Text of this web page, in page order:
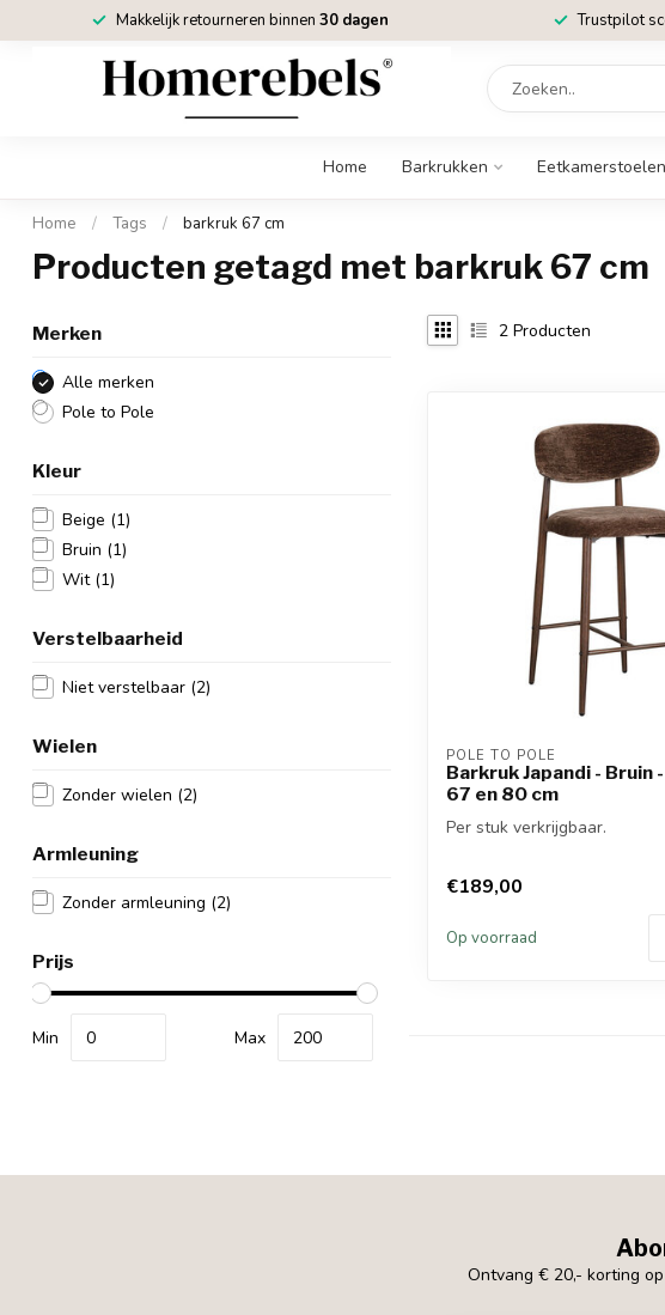
Makkelijk retourneren binnen 30 dagen Trustpilot
Home Barkrukken Eetkamerstoelen
Home / Tags / barkruk 67 cm
Producten getagd met barkruk 67 cm
Merken
Alle merken
Pole to Pole
Kleur
Beige (1)
Bruin (1)
Wit (1)
Verstelbaarheid
Niet verstelbaar (2)
Wielen
Zonder wielen (2)
Armleuning
Zonder armleuning (2)
Prijs
Min Max
2 Producten
POLE TO POLE
Barkruk Japandi -
67 en 80 cm
Per stuk verkrijgbaar.
€189,00
Op voorraad
Ontvang € 20,- korting